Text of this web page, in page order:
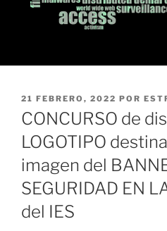
PUBLICADO
EL
21 FEBRERO, 2022 POR
CONCURSO de
LOGOTIPO
imagen del
SEGURIDAD EN
del IES